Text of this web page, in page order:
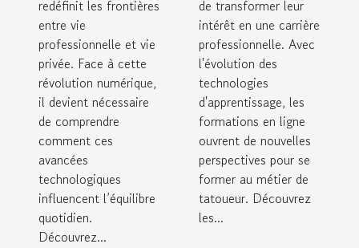
redéfinit les frontières
entre vie
professionnelle et vie
privée. Face à cette
révolution numérique,
il devient nécessaire
de comprendre
comment ces
avancées
technologiques
influencent l’équilibre
quotidien.
Découvrez...
de transformer leur
intérêt en une carrière
professionnelle. Avec
l'évolution des
technologies
d'apprentissage, les
formations en ligne
ouvrent de nouvelles
perspectives pour se
former au métier de
tatoueur. Découvrez
les...